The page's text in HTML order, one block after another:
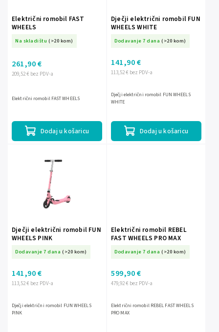
Električni romobil FAST
WHEELS
Na skladištu (>20 kom)
209,52 € bez PDV-a
261,90 €
Dodaj u košaricu
Električni romobil FAST WHEELS
Dječji električni romobil FUN
WHEELS WHITE
Dodavanje 7 dana (>20 kom)
113,52 € bez PDV-a
141,90 €
Dodaj u košaricu
Dječji električni romobil FUN WHEELS
WHITE
Dječji električni romobil FUN
WHEELS PINK
Dodavanje 7 dana (>20 kom)
113,52 € bez PDV-a
141,90 €
Dječji električni romobil FUN WHEELS
PINK
Električni romobil REBEL
FAST WHEELS PRO MAX
Dodavanje 7 dana (>20 kom)
479,92 € bez PDV-a
599,90 €
Električni romobil REBEL FAST WHEELS
PRO MAX